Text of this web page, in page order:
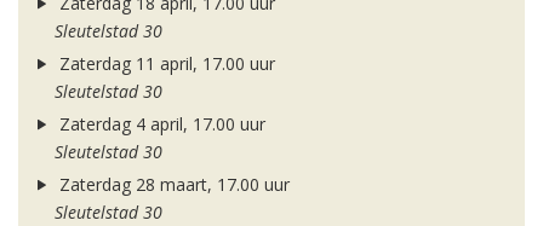
Sleutelstad 30
Zaterdag 11 april, 17.00 uur
Sleutelstad 30
Zaterdag 4 april, 17.00 uur
Sleutelstad 30
Zaterdag 28 maart, 17.00 uur
Sleutelstad 30